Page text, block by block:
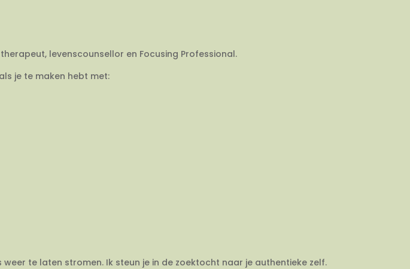
levenscounsellor en Focusing Professional.
je te maken hebt met:
te laten stromen. Ik steun je in de zoektocht naar je authentieke zelf.